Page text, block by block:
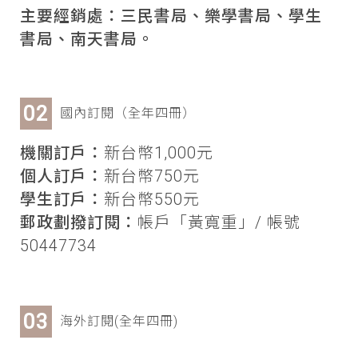
主要經銷處：三民書局、樂學書局、學生
書局、南天書局。
國內訂閱（全年四冊）
機關訂戶： 新台幣1,000元
個人訂戶： 新台幣750元
學生訂戶： 新台幣550元
郵政劃撥訂閱： 帳戶「黃寬重」/ 帳號
50447734
海外訂閱(全年四冊)